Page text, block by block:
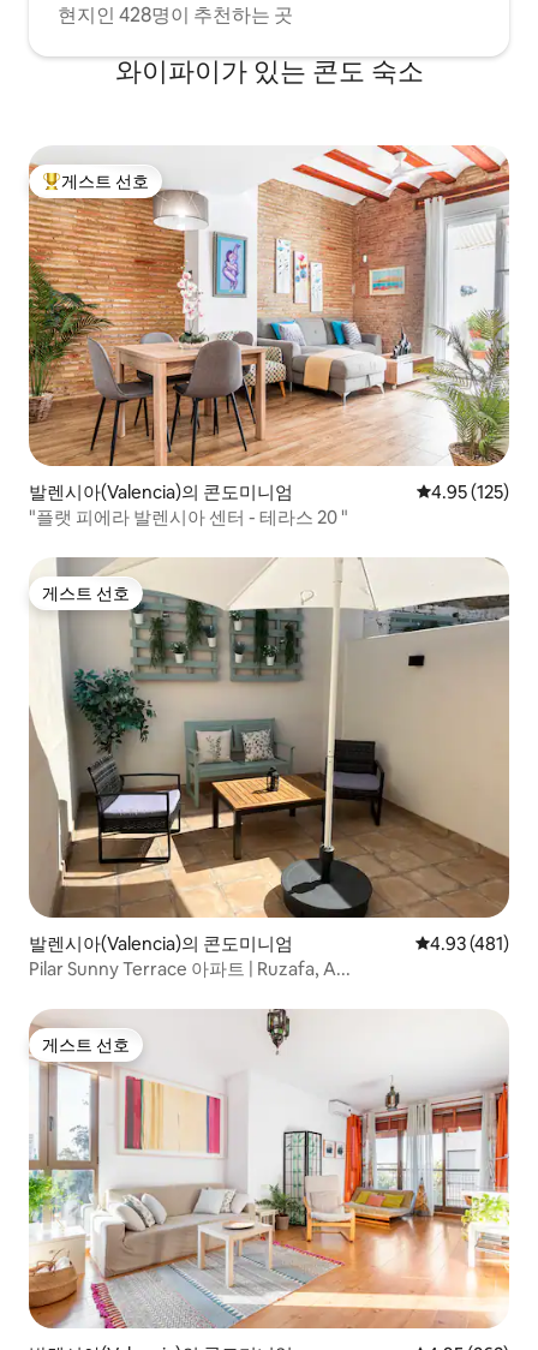
현지인 428명이 추천하는 곳
와이파이가 있는 콘도 숙소
상위 게스트 선호
게스트 선호
발렌시아(Valencia)의 콘도미니엄 평점 4.95점(5
4.95 (125)
"플랫 피에라 발렌시아 센터 - 테라스 20 "
게스트 선호
게스트 선호
발렌시아(Valencia)의 콘도미니엄 평점 4.93점(5
4.93 (481)
Pilar Sunny Terrace 아파트 | Ruzafa, A...
게스트 선호
게스트 선호